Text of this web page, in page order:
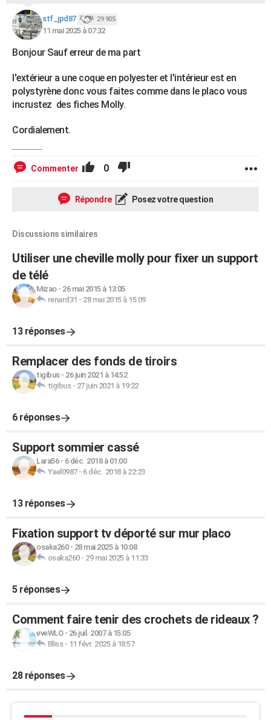
stf_jpd87 29 905
11 mai 2025 à 07:32
Bonjour Sauf erreur de ma part
l'extérieur a une coque en polyester et l'intérieur est en
polystyrène donc vous faites comme dans le placo vous
incrustez des fiches Molly.
Cordialement.
Commenter 0
Répondre Posez votre question
Discussions similaires
Utiliser une cheville molly pour fixer un support
de télé
Mizao- 26 mai 2015 à 13:05
renard31 - 28 mai 2015 à 15:09
13 réponses
Remplacer des fonds de tiroirs
tigibus- 26 juin 2021 à 14:52
tigibus- 27 juin 2021 à 19:22
6 réponses
Support sommier cassé
Lara56- 6 déc. 2018 à 01:00
Yael0987- 6 déc. 2018 à 22:23
13 réponses
Fixation support tv déporté sur mur placo
osaka260- 28 mai 2025 à 10:08
osaka260- 29 mai 2025 à 11:33
5 réponses
Comment faire tenir des crochets de rideaux ?
eveWLO- 26 juil. 2007 à 15:05
Bliss- 11 févr. 2025 à 18:57
28 réponses